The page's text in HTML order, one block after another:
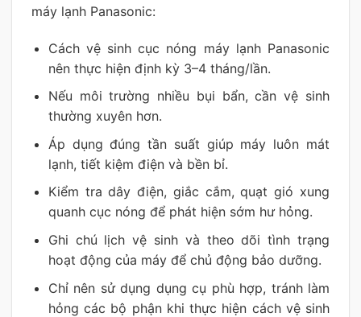
máy lạnh Panasonic:
Cách vệ sinh cục nóng máy lạnh Panasonic
nên thực hiện định kỳ 3–4 tháng/lần.
Nếu môi trường nhiều bụi bẩn, cần vệ sinh
thường xuyên hơn.
Áp dụng đúng tần suất giúp máy luôn mát
lạnh, tiết kiệm điện và bền bỉ.
Kiểm tra dây điện, giắc cắm, quạt gió xung
quanh cục nóng để phát hiện sớm hư hỏng.
Ghi chú lịch vệ sinh và theo dõi tình trạng
hoạt động của máy để chủ động bảo dưỡng.
Chỉ nên sử dụng dụng cụ phù hợp, tránh làm
hỏng các bộ phận khi thực hiện cách vệ sinh